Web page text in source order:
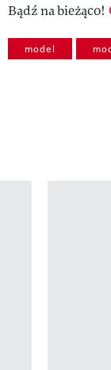
Bądź na bieżąco!
model